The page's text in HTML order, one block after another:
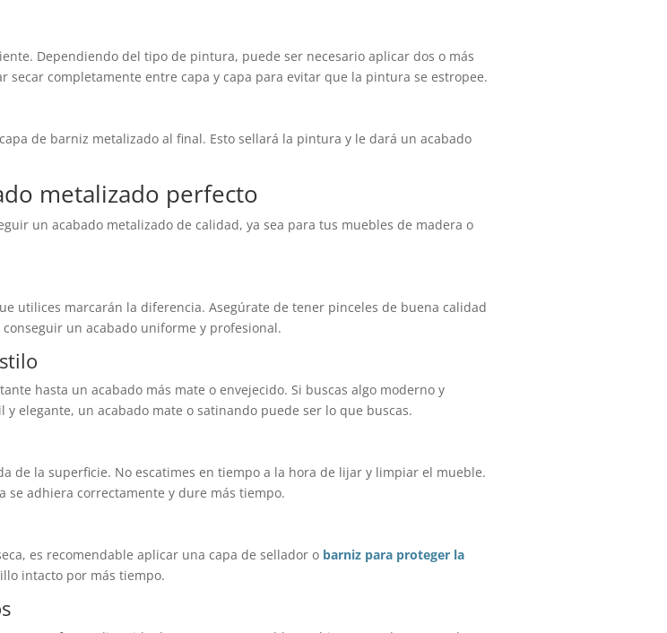
Dependiendo del tipo de pintura, puede ser necesario aplicar dos o más
completamente entre capa y capa para evitar que la pintura se estropee.
de barniz metalizado al final. Esto sellará la pintura y le dará un acabado
metalizado perfecto
un acabado metalizado de calidad, ya sea para tus muebles de madera o
utilices marcarán la diferencia. Asegúrate de tener pinceles de buena calidad
un acabado uniforme y profesional.
hasta un acabado más mate o envejecido. Si buscas algo moderno y
elegante, un acabado mate o satinando puede ser lo que buscas.
de la superficie. No escatimes en tiempo a la hora de lijar y limpiar el mueble.
adhiera correctamente y dure más tiempo.
es recomendable aplicar una capa de sellador o barniz para proteger la
intacto por más tiempo.